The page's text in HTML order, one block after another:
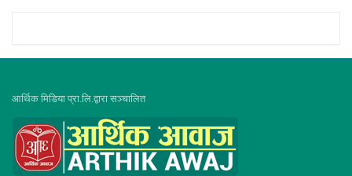
आर्थिक मिडिया प्रा.लि.द्वारा सञ्चालित